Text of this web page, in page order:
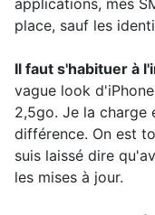
place, sauf les
Il faut s'habituer à
vague look
2,5go. Je la charge
différence. On est
suis laissé dire
les mises à jour.